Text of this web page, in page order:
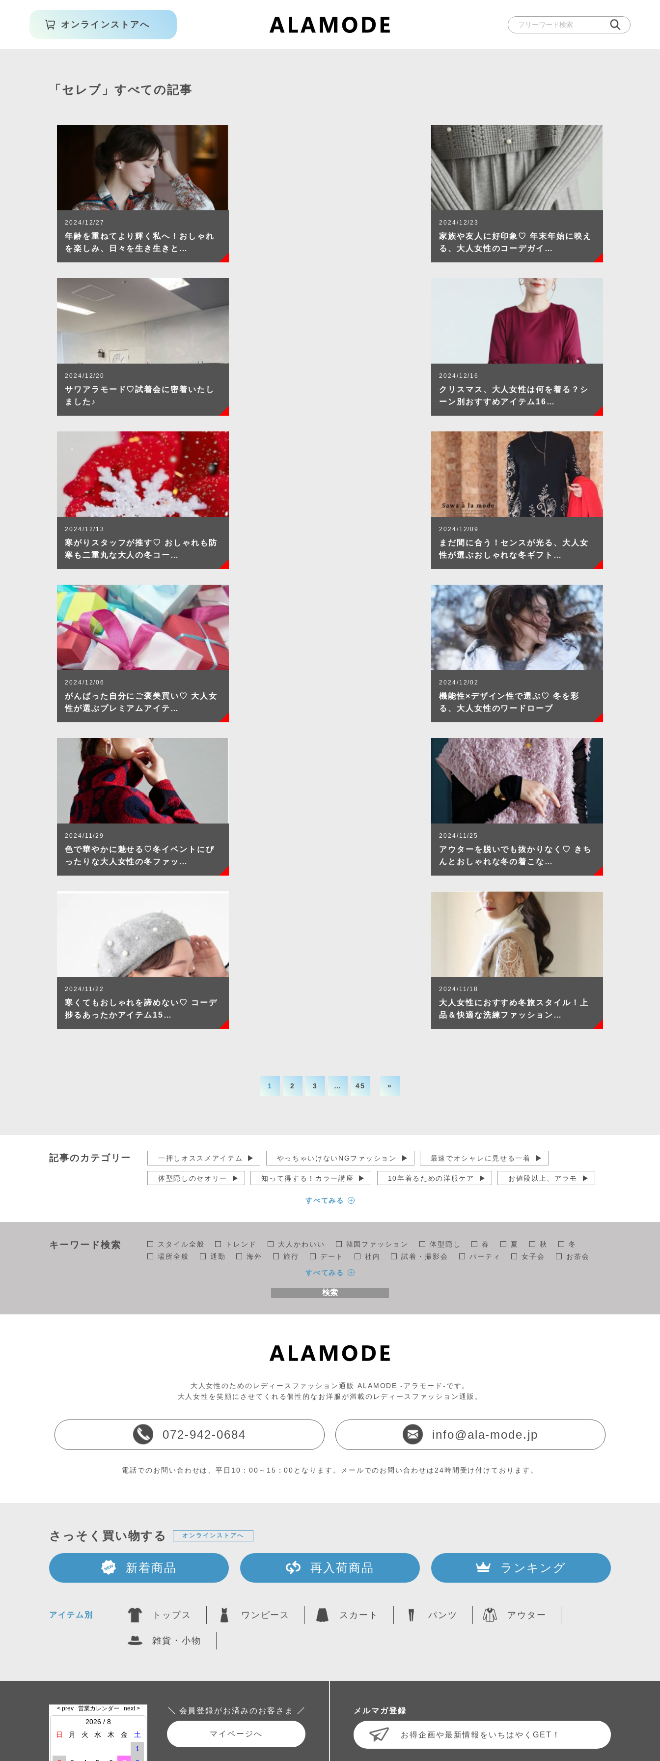
オンラインストアへ
「セレブ」すべての記事
2024/12/27
年齢を重ねてより輝く私へ！おしゃれ
を楽しみ、日々を生き生きと…
2024/12/23
家族や友人に好印象♡ 年末年始に映え
る、大人女性のコーデガイ…
2024/12/20
サワアラモード♡試着会に密着いたし
ました♪
2024/12/16
クリスマス、大人女性は何を着る？シ
ーン別おすすめアイテム16…
2024/12/13
寒がりスタッフが推す♡ おしゃれも防
寒も二重丸な大人の冬コー…
2024/12/09
まだ間に合う！センスが光る、大人女
性が選ぶおしゃれな冬ギフト…
2024/12/06
がんばった自分にご褒美買い♡ 大人女
性が選ぶプレミアムアイテ…
2024/12/02
機能性×デザイン性で選ぶ♡ 冬を彩
る、大人女性のワードローブ
2024/11/29
色で華やかに魅せる♡冬イベントにぴ
ったりな大人女性の冬ファッ…
2024/11/25
アウターを脱いでも抜かりなく♡ きち
んとおしゃれな冬の着こな…
2024/11/22
寒くてもおしゃれを諦めない♡ コーデ
捗るあったかアイテム15…
2024/11/18
大人女性におすすめ冬旅スタイル！上
品＆快適な洗練ファッション…
1 2 3 … 45 »
記事のカテゴリー 一押しオススメアイテム やっちゃいけないNGファッション 最速でオシャレに見せる一着
体型隠しのセオリー 知って得する！カラー講座 10年着るための洋服ケア お値段以上、アラモ
ユニクロでオシャレになる
すべてみる
キーワード検索 スタイル全般 トレンド 大人かわいい 韓国ファッション 体型隠し 春 夏 秋
冬
場所全般
通勤 海外 旅行 デート 社内 試着・撮影会 パーティ 女子会
お茶会
50代
読者モデル
すべてみる
検索
大人女性のためのレディースファッション通販 ALAMODE -アラモード-です。
大人女性を笑顔にさせてくれる個性的なお洋服が満載のレディースファッション通販。
072-942-0684 info@ala-mode.jp
電話でのお問い合わせは、平日10：00～15：00となります。メールでのお問い合わせは24時間受け付けております。
さっそく買い物する オンラインストアへ
新着商品 再入荷商品 ランキング
アイテム別 トップス ワンピース スカート パンツ アウター
雑貨・小物
会員登録がお済みのお客さま
マイページへ
メルマガ登録
お得企画や最新情報をいちはやくGET！